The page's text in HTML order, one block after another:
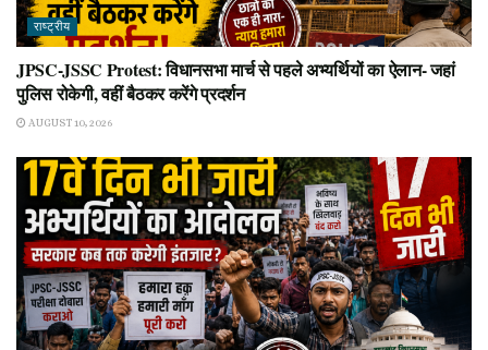
राष्ट्रीय
JPSC-JSSC Protest: विधानसभा मार्च से पहले अभ्यर्थियों का ऐलान- जहां
पुलिस रोकेगी, वहीं बैठकर करेंगे प्रदर्शन
AUGUST 10, 2026